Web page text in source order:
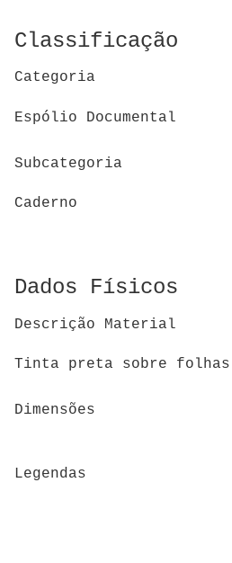
Classificação
Categoria
Espólio Documental
Subcategoria
Caderno
Dados Físicos
Descrição Material
Tinta preta sobre folhas
Dimensões
Legendas